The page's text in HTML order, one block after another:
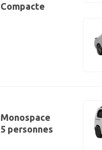
Compacte
Monospace
5 personnes